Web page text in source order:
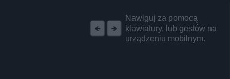
Nawiguj za pomocą
klawiatury, lub gestów na
urządzeniu mobilnym.